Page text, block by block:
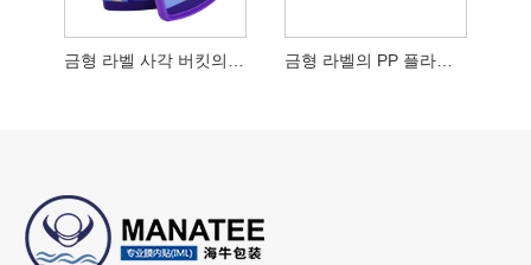
금형 라벨 사각 버킷의 PP 플라스틱 금형 라벨의 PP 플라스틱 주입 버킷